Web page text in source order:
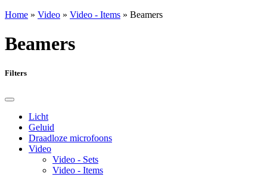
Home » Video » Video - Items » Beamers
Beamers
Filters
Licht
Geluid
Draadloze microfoons
Video
Video - Sets
Video - Items